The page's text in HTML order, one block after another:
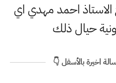
احمد مهدي اي
حيال ذلك
اخيرة بالأسفل 👇